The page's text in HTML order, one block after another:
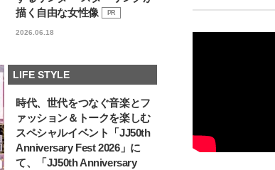
描く自由な女性像
PR
2026.06.18
LIFE STYLE
時代、世代をつなぐ音楽とフ
ァッション＆トークを楽しむ
スペシャルイベント「JJ50th
Anniversary Fest 2026」に
て、「JJ50th Anniversary